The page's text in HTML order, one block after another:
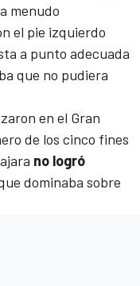
menudo
el pie izquierdo
a punto adecuada
que no pudiera
en el Gran
de los cinco fines
no logró
dominaba sobre